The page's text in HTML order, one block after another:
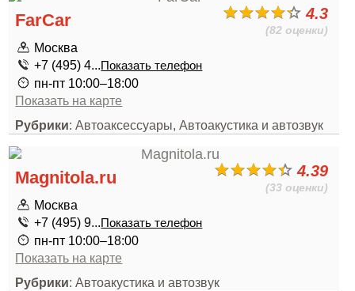
4.3
(82 оценки)
FarCar
Москва
+7 (495) 4...Показать телефон
пн-пт 10:00–18:00
Показать на карте
Рубрики: Автоаксессуары, Автоакустика и автозвук
4.39
(33 оценки)
Magnitola.ru
Москва
+7 (495) 9...Показать телефон
пн-пт 10:00–18:00
Показать на карте
Рубрики: Автоакустика и автозвук